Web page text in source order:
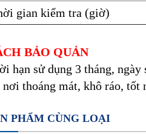
gian kiểm tra (giờ)
BẢO QUẢN
hạn sử dụng 3 tháng,
thoáng mát, khô ráo, tốt
PHẨM CÙNG LOẠI